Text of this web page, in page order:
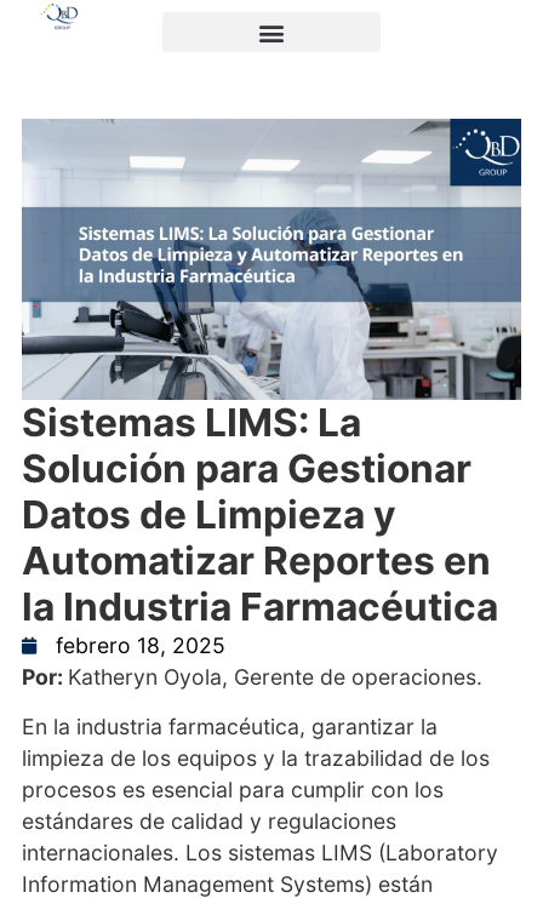
Sistemas LIMS: La
Solución para Gestionar
Datos de Limpieza y
Automatizar Reportes en
la Industria Farmacéutica
febrero 18, 2025
Por: Katheryn Oyola, Gerente de operaciones.
En la industria farmacéutica, garantizar la
limpieza de los equipos y la trazabilidad de los
procesos es esencial para cumplir con los
estándares de calidad y regulaciones
internacionales. Los sistemas LIMS (Laboratory
Information Management Systems) están